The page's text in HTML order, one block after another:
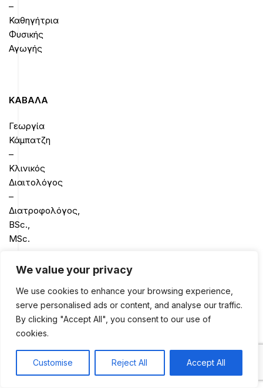
We value your privacy
We use cookies to enhance your browsing experience,
serve personalised ads or content, and analyse our traffic.
By clicking "Accept All", you consent to our use of
cookies.
Customise Reject All Accept All
–
Καθηγήτρια
Φυσικής
Αγωγής
ΚΑΒΑΛΑ
Γεωργία
Κάμπατζη
–
Κλινικός
Διαιτολόγος
–
Διατροφολόγος,
BSc.,
MSc.
Γεώργιος
Καθηγητής
Φυσικής
Αγωγής
0